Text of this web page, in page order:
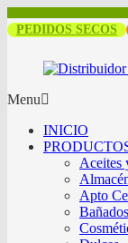
PEDIDOS SECOS
Menu
INICIO
Aceites
Apto